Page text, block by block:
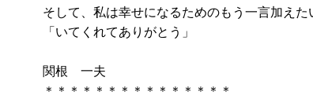
そして、私は幸せになるためのもう一言加えた
「いてくれてありがとう」
関根 一夫
＊＊＊＊＊＊＊＊＊＊＊＊＊＊＊